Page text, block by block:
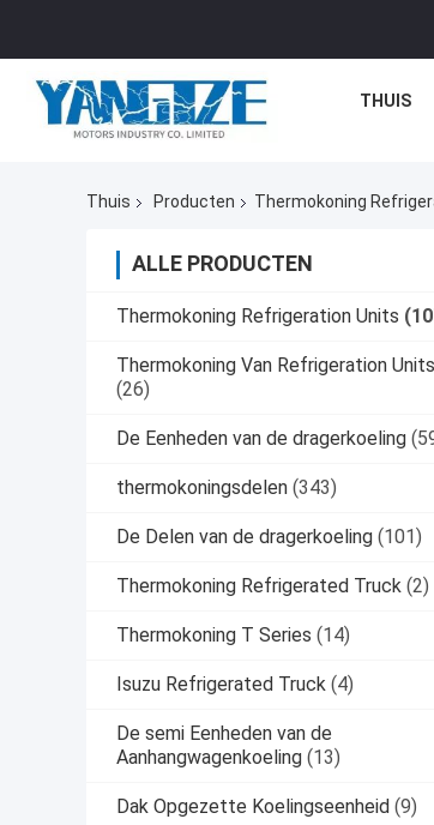
THUIS
Thuis Producten Thermokoning
ALLE PRODUCTEN
Thermokoning Refrigeration Units
Thermokoning Van Refrigeration Units
(26)
De Eenheden van de dragerkoeling
thermokoningsdelen (343)
De Delen van de dragerkoeling (101)
Thermokoning Refrigerated Truck (2)
Thermokoning T Series (14)
Isuzu Refrigerated Truck (4)
De semi Eenheden van de
Aanhangwagenkoeling (13)
Dak Opgezette Koelingseenheid (9)